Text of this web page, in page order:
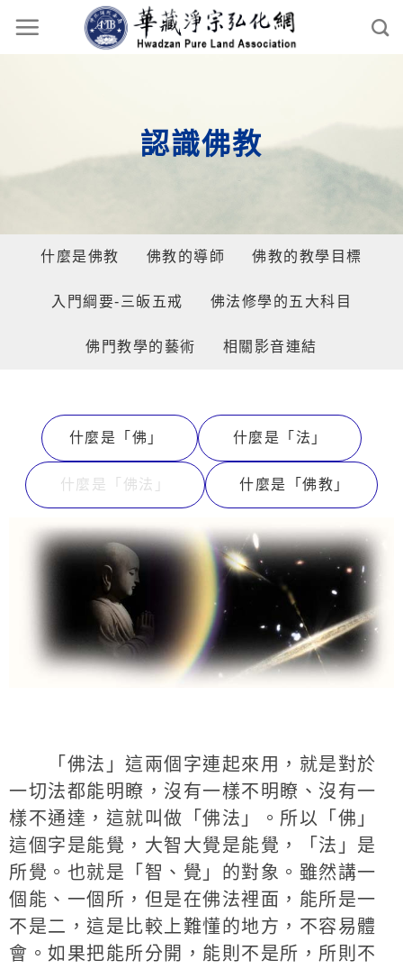
認識佛教
什麼是佛教 佛教的導師 佛教的教學目標
入門綱要-三皈五戒 佛法修學的五大科目
佛門教學的藝術 相關影音連結
什麼是「佛」 什麼是「法」
什麼是「佛法」 什麼是「佛教」
「佛法」這兩個字連起來用，就是對於
一切法都能明瞭，沒有一樣不明瞭、沒有一
樣不通達，這就叫做「佛法」。所以「佛」
這個字是能覺，大智大覺是能覺，「法」是
所覺。也就是「智、覺」的對象。雖然講一
個能、一個所，但是在佛法裡面，能所是一
不是二，這是比較上難懂的地方，不容易體
會。如果把能所分開，能則不是所，所則不